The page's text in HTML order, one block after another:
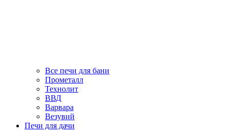
Все печи для бани
Прометалл
Технолит
ВВД
Варвара
Везувий
Печи для дачи